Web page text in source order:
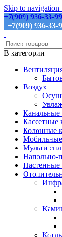
Skip to navigation
+7(909) 936-33-99
+7(909) 936-33-
В категории
Воздух
Канальные
Кассетные
Колонные
Мульти
Напольно-
Настенные